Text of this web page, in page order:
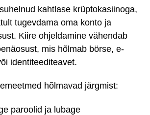
kahtlase krüptokasiinoga,
tugevdama oma konto ja
Kiire ohjeldamine vähendab
mis hõlmab börse, e-
identiteediteavet.
hõlmavad järgmist:
paroolid ja lubage